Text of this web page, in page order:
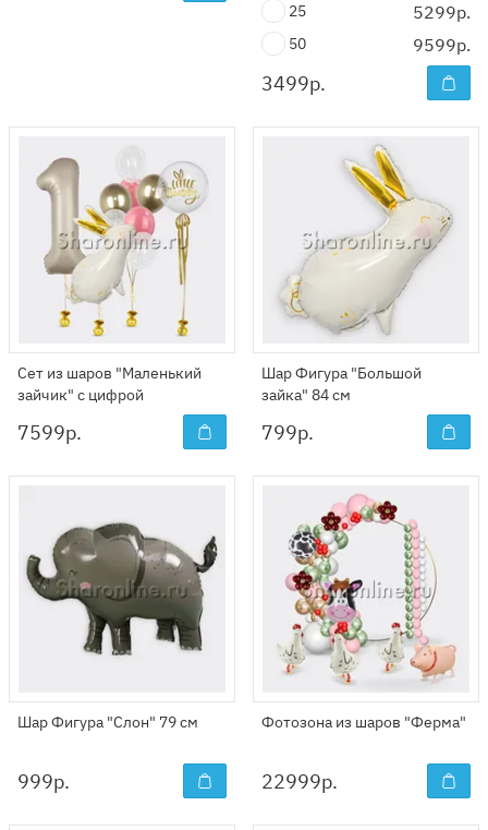
25 5299р.
50 9599р.
3499р.
Сет из шаров "Маленький
зайчик" с цифрой
7599р.
Шар Фигура "Большой
зайка" 84 см
799р.
Шар Фигура "Слон" 79 см
999р.
Фотозона из шаров "Ферма"
22999р.